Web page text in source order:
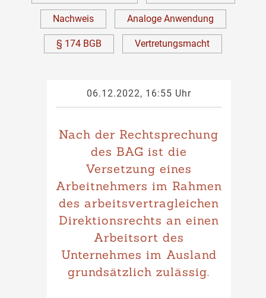
Nachweis Analoge Anwendung
§ 174 BGB Vertretungsmacht
06.12.2022, 16:55 Uhr
Nach der Rechtsprechung
des BAG ist die
Versetzung eines
Arbeitnehmers im Rahmen
des arbeitsvertragleichen
Direktionsrechts an einen
Arbeitsort des
Unternehmes im Ausland
grundsätzlich zulässig.